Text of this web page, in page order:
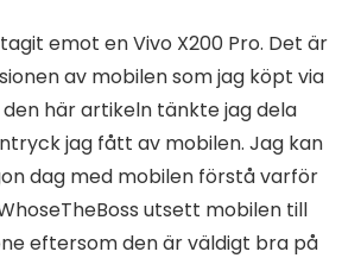
emot en Vivo X200 Pro. Det är
av mobilen som jag köpt via
den här artikeln tänkte jag dela
jag fått av mobilen. Jag kan
dag med mobilen förstå varför
utsett mobilen till
eftersom den är väldigt bra på